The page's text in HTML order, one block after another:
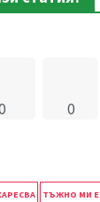
0
ТЪЖНО МИ Е